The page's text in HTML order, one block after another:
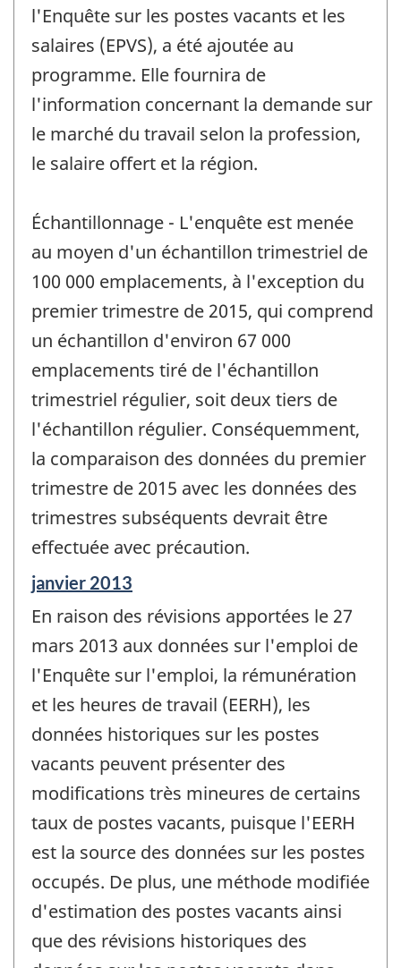
l'Enquête sur les postes vacants et les
salaires (EPVS), a été ajoutée au
programme. Elle fournira de
l'information concernant la demande sur
le marché du travail selon la profession,
le salaire offert et la région.
Échantillonnage - L'enquête est menée
au moyen d'un échantillon trimestriel de
100 000 emplacements, à l'exception du
premier trimestre de 2015, qui comprend
un échantillon d'environ 67 000
emplacements tiré de l'échantillon
trimestriel régulier, soit deux tiers de
l'échantillon régulier. Conséquemment,
la comparaison des données du premier
trimestre de 2015 avec les données des
trimestres subséquents devrait être
effectuée avec précaution.
Période
référence
de
-
janvier 2013
En raison des révisions apportées le 27
mars 2013 aux données sur l'emploi de
l'Enquête sur l'emploi, la rémunération
et les heures de travail (EERH), les
données historiques sur les postes
vacants peuvent présenter des
modifications très mineures de certains
taux de postes vacants, puisque l'EERH
est la source des données sur les postes
occupés. De plus, une méthode modifiée
d'estimation des postes vacants ainsi
que des révisions historiques des